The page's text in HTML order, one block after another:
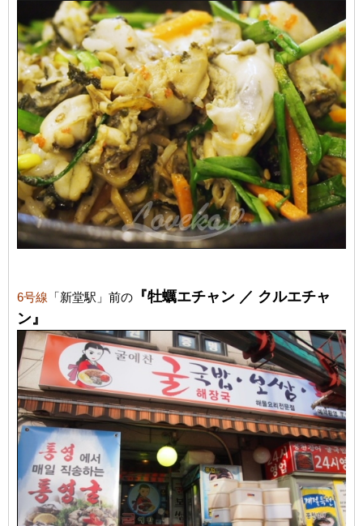
6号線 「新堂駅」前の 『牡蠣エチャン ／ クルエチャ
ン』